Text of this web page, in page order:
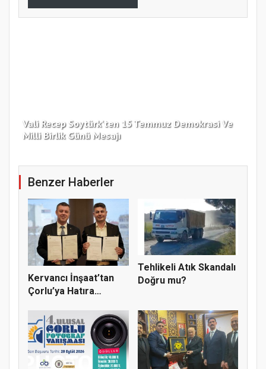
Vali Recep Soytürk'ten 15 Temmuz Demokrasi Ve
Milli Birlik Günü Mesajı
Benzer Haberler
Kervancı İnşaat’tan
Çorlu’ya Hatıra
Tehlikeli Atık Skandalı
Doğru mu?